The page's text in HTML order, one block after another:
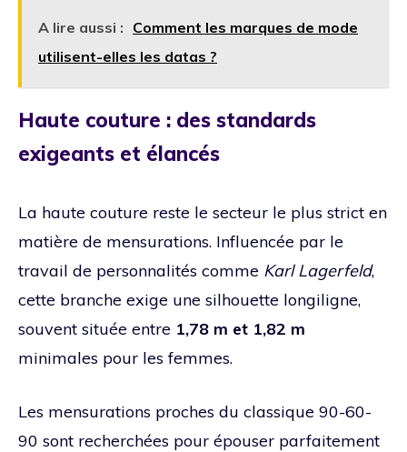
A lire aussi : Comment les marques de mode
utilisent-elles les datas ?
Haute couture : des standards
exigeants et élancés
La haute couture reste le secteur le plus strict en
matière de mensurations. Influencée par le
travail de personnalités comme Karl Lagerfeld,
cette branche exige une silhouette longiligne,
souvent située entre 1,78 m et 1,82 m
minimales pour les femmes.
Les mensurations proches du classique 90-60-
90 sont recherchées pour épouser parfaitement